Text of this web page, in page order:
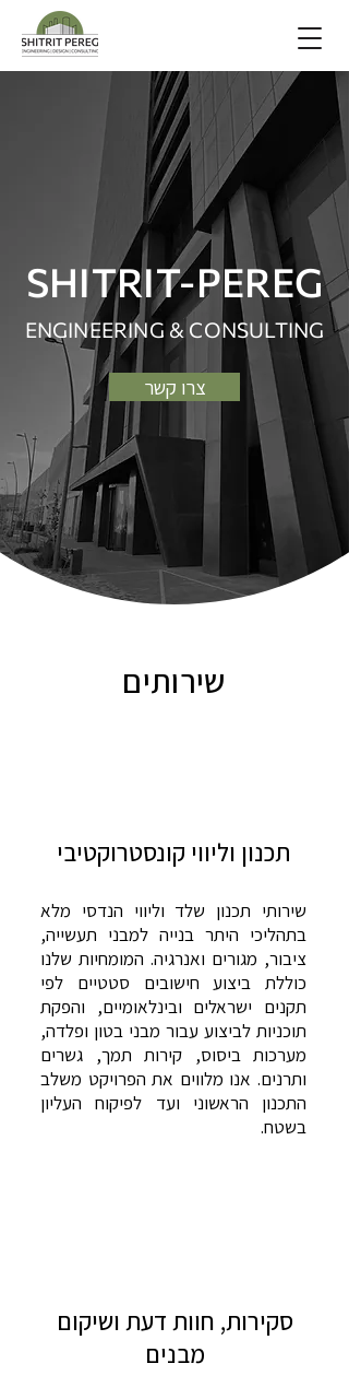
SHITRIT-PEREG
ENGINEERING & CONSULTING
צרו קשר
שירותים
תכנון וליווי קונסטרוקטיבי
שירותי תכנון שלד וליווי הנדסי מלא
בתהליכי היתר בנייה למבני תעשייה,
ציבור, מגורים ואנרגיה. המומחיות שלנו
כוללת ביצוע חישובים סטטיים לפי
תקנים ישראלים ובינלאומיים, והפקת
תוכניות לביצוע עבור מבני בטון ופלדה,
מערכות ביסוס, קירות תמך, גשרים
ותרנים. אנו מלווים את הפרויקט משלב
התכנון הראשוני ועד לפיקוח העליון
בשטח.
סקירות, חוות דעת ושיקום
מבנים